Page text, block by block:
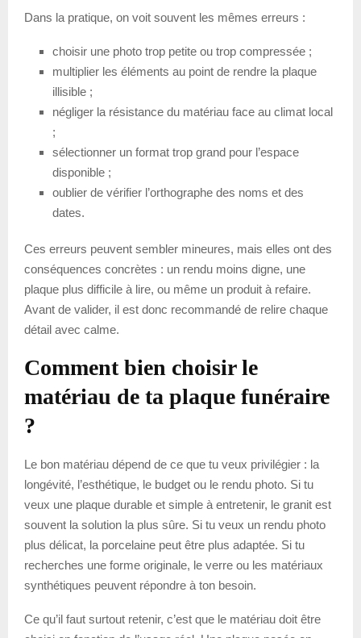
Dans la pratique, on voit souvent les mêmes erreurs :
choisir une photo trop petite ou trop compressée ;
multiplier les éléments au point de rendre la plaque
illisible ;
négliger la résistance du matériau face au climat local
;
sélectionner un format trop grand pour l’espace
disponible ;
oublier de vérifier l’orthographe des noms et des
dates.
Ces erreurs peuvent sembler mineures, mais elles ont des
conséquences concrètes : un rendu moins digne, une
plaque plus difficile à lire, ou même un produit à refaire.
Avant de valider, il est donc recommandé de relire chaque
détail avec calme.
Comment bien choisir le
matériau de ta plaque funéraire
?
Le bon matériau dépend de ce que tu veux privilégier : la
longévité, l’esthétique, le budget ou le rendu photo. Si tu
veux une plaque durable et simple à entretenir, le granit est
souvent la solution la plus sûre. Si tu veux un rendu photo
plus délicat, la porcelaine peut être plus adaptée. Si tu
recherches une forme originale, le verre ou les matériaux
synthétiques peuvent répondre à ton besoin.
Ce qu’il faut surtout retenir, c’est que le matériau doit être